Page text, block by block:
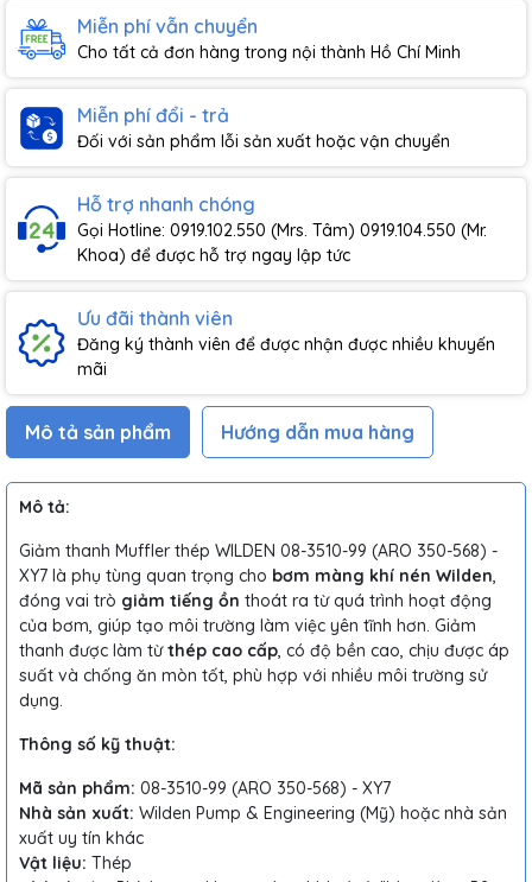
Miễn phí vẫn chuyển
Cho tất cả đơn hàng trong nội thành Hồ Chí Minh
Miễn phí đổi - trả
Đối với sản phẩm lỗi sản xuất hoặc vận chuyển
Hỗ trợ nhanh chóng
Gọi Hotline: 0919.102.550 (Mrs. Tâm) 0919.104.550 (Mr.
Khoa) để được hỗ trợ ngay lập tức
Ưu đãi thành viên
Đăng ký thành viên để được nhận được nhiều khuyến
mãi
Mô tả sản phẩm Hướng dẫn mua hàng
Mô tả:
Giảm thanh Muffler thép WILDEN 08-3510-99 (ARO 350-568) -
XY7 là phụ tùng quan trọng cho bơm màng khí nén Wilden,
đóng vai trò giảm tiếng ồn thoát ra từ quá trình hoạt động
của bơm, giúp tạo môi trường làm việc yên tĩnh hơn. Giảm
thanh được làm từthép cao cấp, có độ bền cao, chịu được áp
suất và chống ăn mòn tốt, phù hợp với nhiều môi trường sử
dụng.
Thông số kỹ thuật:
Mã sản phẩm: 08-3510-99 (ARO 350-568) - XY7
Nhà sản xuất: Wilden Pump & Engineering (Mỹ) hoặc nhà sản
xuất uy tín khác
Vật liệu: Thép